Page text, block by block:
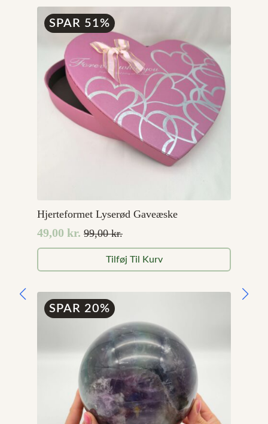
99,00 kr..
49,00 kr..
SPAR 51%
Hjerteformet Lyserød Gaveæske
99,00kr.
Den
oprindelige
pris
99,00 kr..
49,00 kr.
Den
aktuelle
pris
49,00 kr..
Tilføj Til Kurv
SPAR 20%